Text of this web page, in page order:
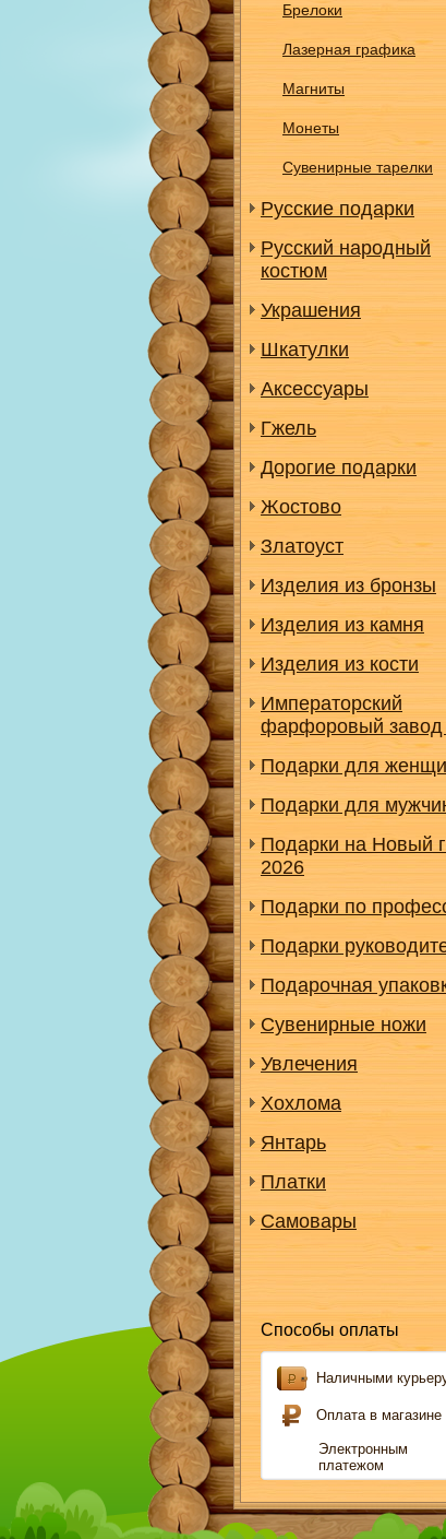
Брелоки
Лазерная графика
Магниты
Монеты
Сувенирные тарелки
Русские подарки
Русский народный
костюм
Украшения
Шкатулки
Аксессуары
Гжель
Дорогие подарки
Жостово
Златоуст
Изделия из бронзы
Изделия из камня
Изделия из кости
Императорский
фарфоровый
Подарки для
Подарки для
Подарки на Новый
2026
Подарки по
Подарки
Подарочная
Сувенирные ножи
Увлечения
Хохлома
Янтарь
Платки
Самовары
Способы оплаты
Наличными
Оплата в магазине
Электронным
платежом